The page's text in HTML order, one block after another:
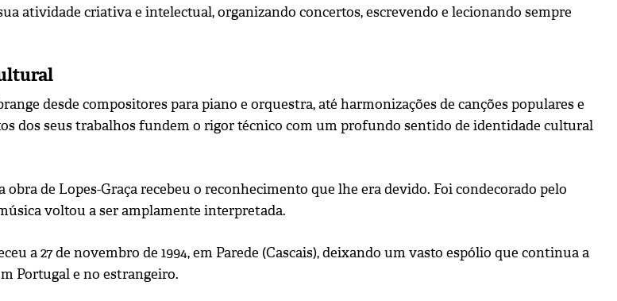
atividade criativa e intelectual, organizando concertos, escrevendo e lecionando sempre
desde compositores para piano e orquestra, até harmonizações de canções populares e
dos seus trabalhos fundem o rigor técnico com um profundo sentido de identidade cultural
obra de Lopes-Graça recebeu o reconhecimento que lhe era devido. Foi condecorado pelo
voltou a ser amplamente interpretada.
a 27 de novembro de 1994, em Parede (Cascais), deixando um vasto espólio que continua a
Portugal e no estrangeiro.